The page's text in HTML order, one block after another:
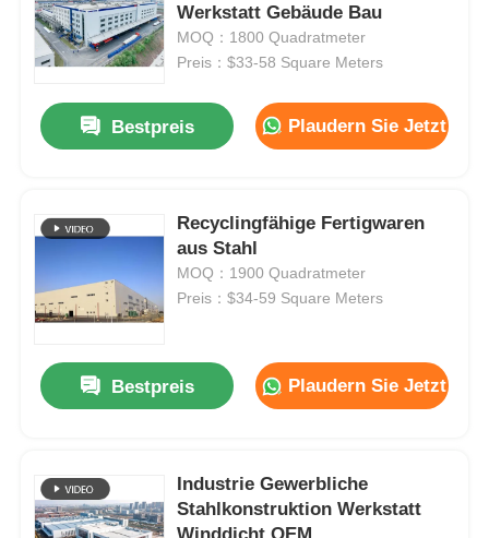
Videos
Über uns
Qualitätskontrolle
Kontakt
Nachrichten
Referenzen
Werkstatt Gebäude Bau
MOQ：1800 Quadratmeter
Preis：$33-58 Square Meters
Bestpreis Plaudern Sie Jetzt
Recyclingfähige Fertigwaren
aus Stahl
MOQ：1900 Quadratmeter
Preis：$34-59 Square Meters
Bestpreis Plaudern Sie Jetzt
Industrie Gewerbliche
Stahlkonstruktion Werkstatt
Winddicht OEM